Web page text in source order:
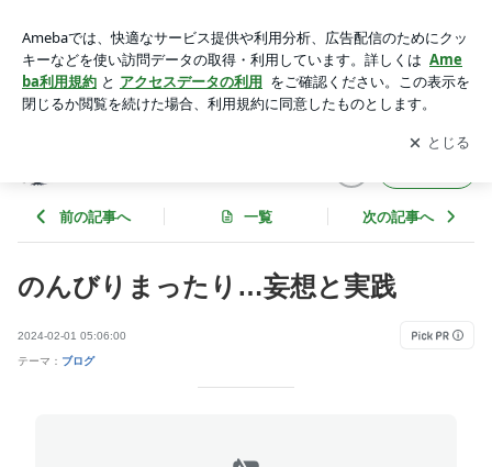
アプリをダウンロードして ブログの更新通知
を受け取りまし
ょう。
開く
前の記事へ 一覧 次の記事へ
のんびりまったり…妄想と実践
2024-02-01 05:06:00
テーマ： ブログ